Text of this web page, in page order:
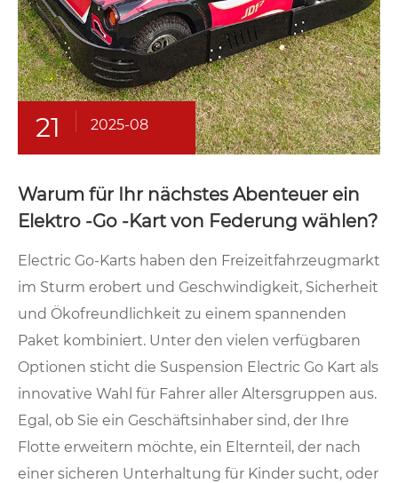
21 2025-08
Warum für Ihr nächstes Abenteuer ein
Elektro -Go -Kart von Federung wählen?
Electric Go-Karts haben den Freizeitfahrzeugmarkt
im Sturm erobert und Geschwindigkeit, Sicherheit
und Ökofreundlichkeit zu einem spannenden
Paket kombiniert. Unter den vielen verfügbaren
Optionen sticht die Suspension Electric Go Kart als
innovative Wahl für Fahrer aller Altersgruppen aus.
Egal, ob Sie ein Geschäftsinhaber sind, der Ihre
Flotte erweitern möchte, ein Elternteil, der nach
einer sicheren Unterhaltung für Kinder sucht, oder